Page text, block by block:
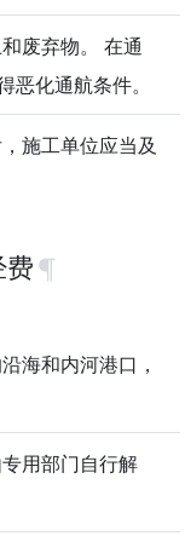
废弃物。 在通
化通航条件。
施工单位应当及
海和内河港口，
用部门自行解